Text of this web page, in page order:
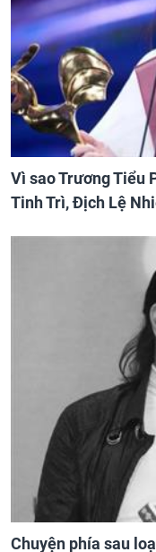
Vì sao Trương Tiểu
Tinh Trì, Địch Lệ
Chuyện phía sau